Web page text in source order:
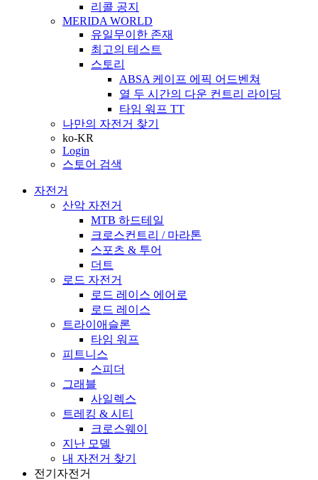
리콜 공지
MERIDA WORLD
유일무이한 존재
최고의 테스트
스토리
ABSA 케이프 에픽 어드벤쳐
열 두 시간의 다운 컨트리 라이딩
타임 워프 TT
나만의 자전거 찾기
ko-KR
Login
스토어 검색
자전거
산악 자전거
MTB 하드테일
크로스컨트리 / 마라톤
스포츠 & 투어
더트
로드 자전거
로드 레이스 에어로
로드 레이스
트라이애슬론
타임 워프
피트니스
스피더
그래블
사일렉스
트레킹 & 시티
크로스웨이
지난 모델
내 자전거 찾기
전기자전거